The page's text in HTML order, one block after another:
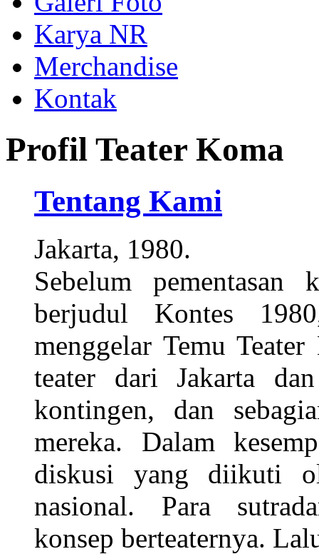
Karya NR
Merchandise
Kontak
Profil Teater Koma
Tentang Kami
Jakarta, 1980.
Sebelum pementasan
berjudul Kontes
menggelar Temu
teater dari Jakarta
kontingen, dan
mereka. Dalam
diskusi yang diikuti
nasional. Para
konsep berteaternya.